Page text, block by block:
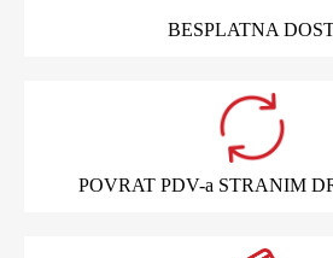
BESPLATNA
POVRAT PDV-a STRANIM